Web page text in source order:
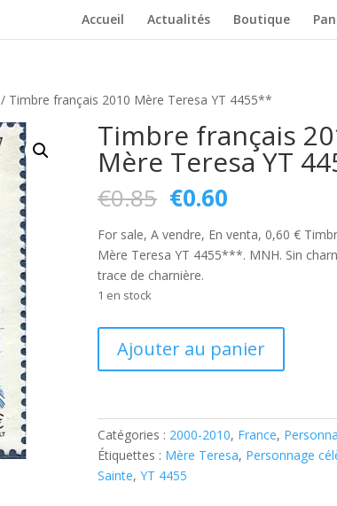
Accueil Actualités Boutique
/ Timbre français 2010 Mère Teresa YT 4455**
Timbre français
Mère Teresa YT
€0.85 Le
prix
initial
était :
€0.85.
€0.60
actuel
est :
For sale, A vendre, En venta, 0,60 €
Mère Teresa YT 4455***. MNH. Sin
trace de charnière.
1 en stock
Timbre
2010
Mère
Teresa
YT
Ajouter au panier
Catégories : 2000-2010, France,
Étiquettes : Mère Teresa, Personnage
Sainte,YT 4455